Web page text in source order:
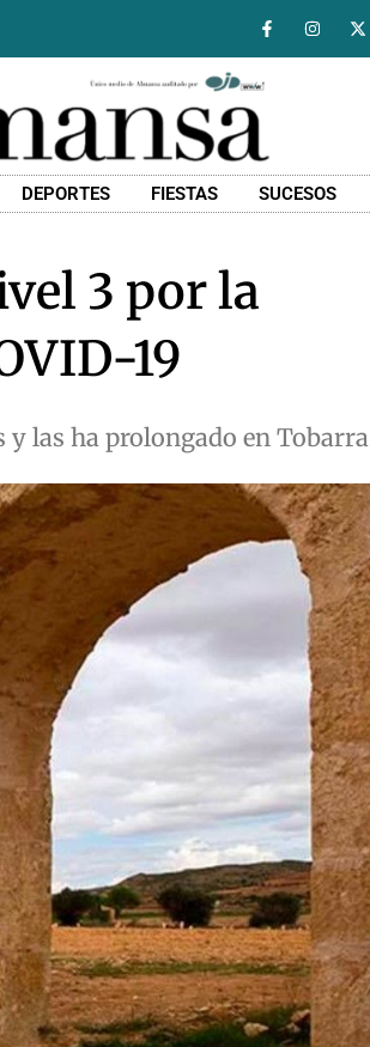
DEPORTES FIESTAS SUCESOS
3 por la
19
y las ha prolongado en Tobarra